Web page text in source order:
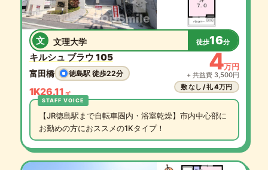
文 文理大学 徒歩16分
キルシュ ブラウ 105
富田橋 徳島駅 徒歩22分
1K26.11 ㎡
4万円
+ 共益費 3,500円
敷 なし / 礼 4万円
【JR徳島駅まで自転車圏内・浴室乾燥】市内中心部に
お勤めの方におススメの1Kタイプ！